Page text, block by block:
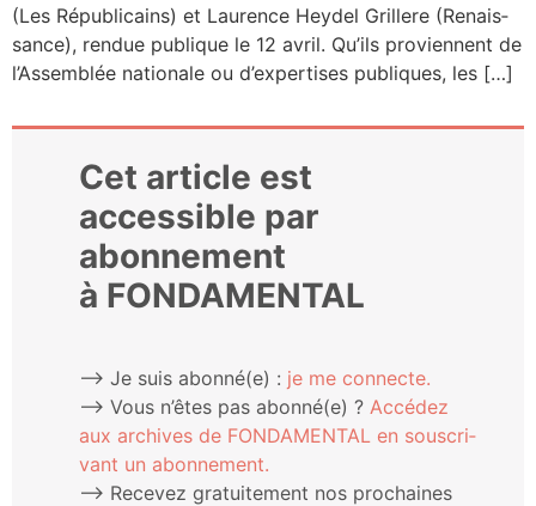
(Les Répu­bli­cains) et Lau­rence Hey­del Grillere (Renais­
sance), ren­due publique le 12 avril. Qu’ils pro­viennent de
l’Assemblée natio­nale ou d’expertises publiques, les […]
Cet article est
accessible par
abonnement
à FONDAMENTAL
⟶ Je suis abonné(e) : je me connecte.
⟶ Vous n’êtes pas abonné(e) ? Accé­dez
aux archives de FONDAMENTAL en sous­cri­
vant un abonnement.
⟶ Rece­vez gra­tui­te­ment nos pro­chaines